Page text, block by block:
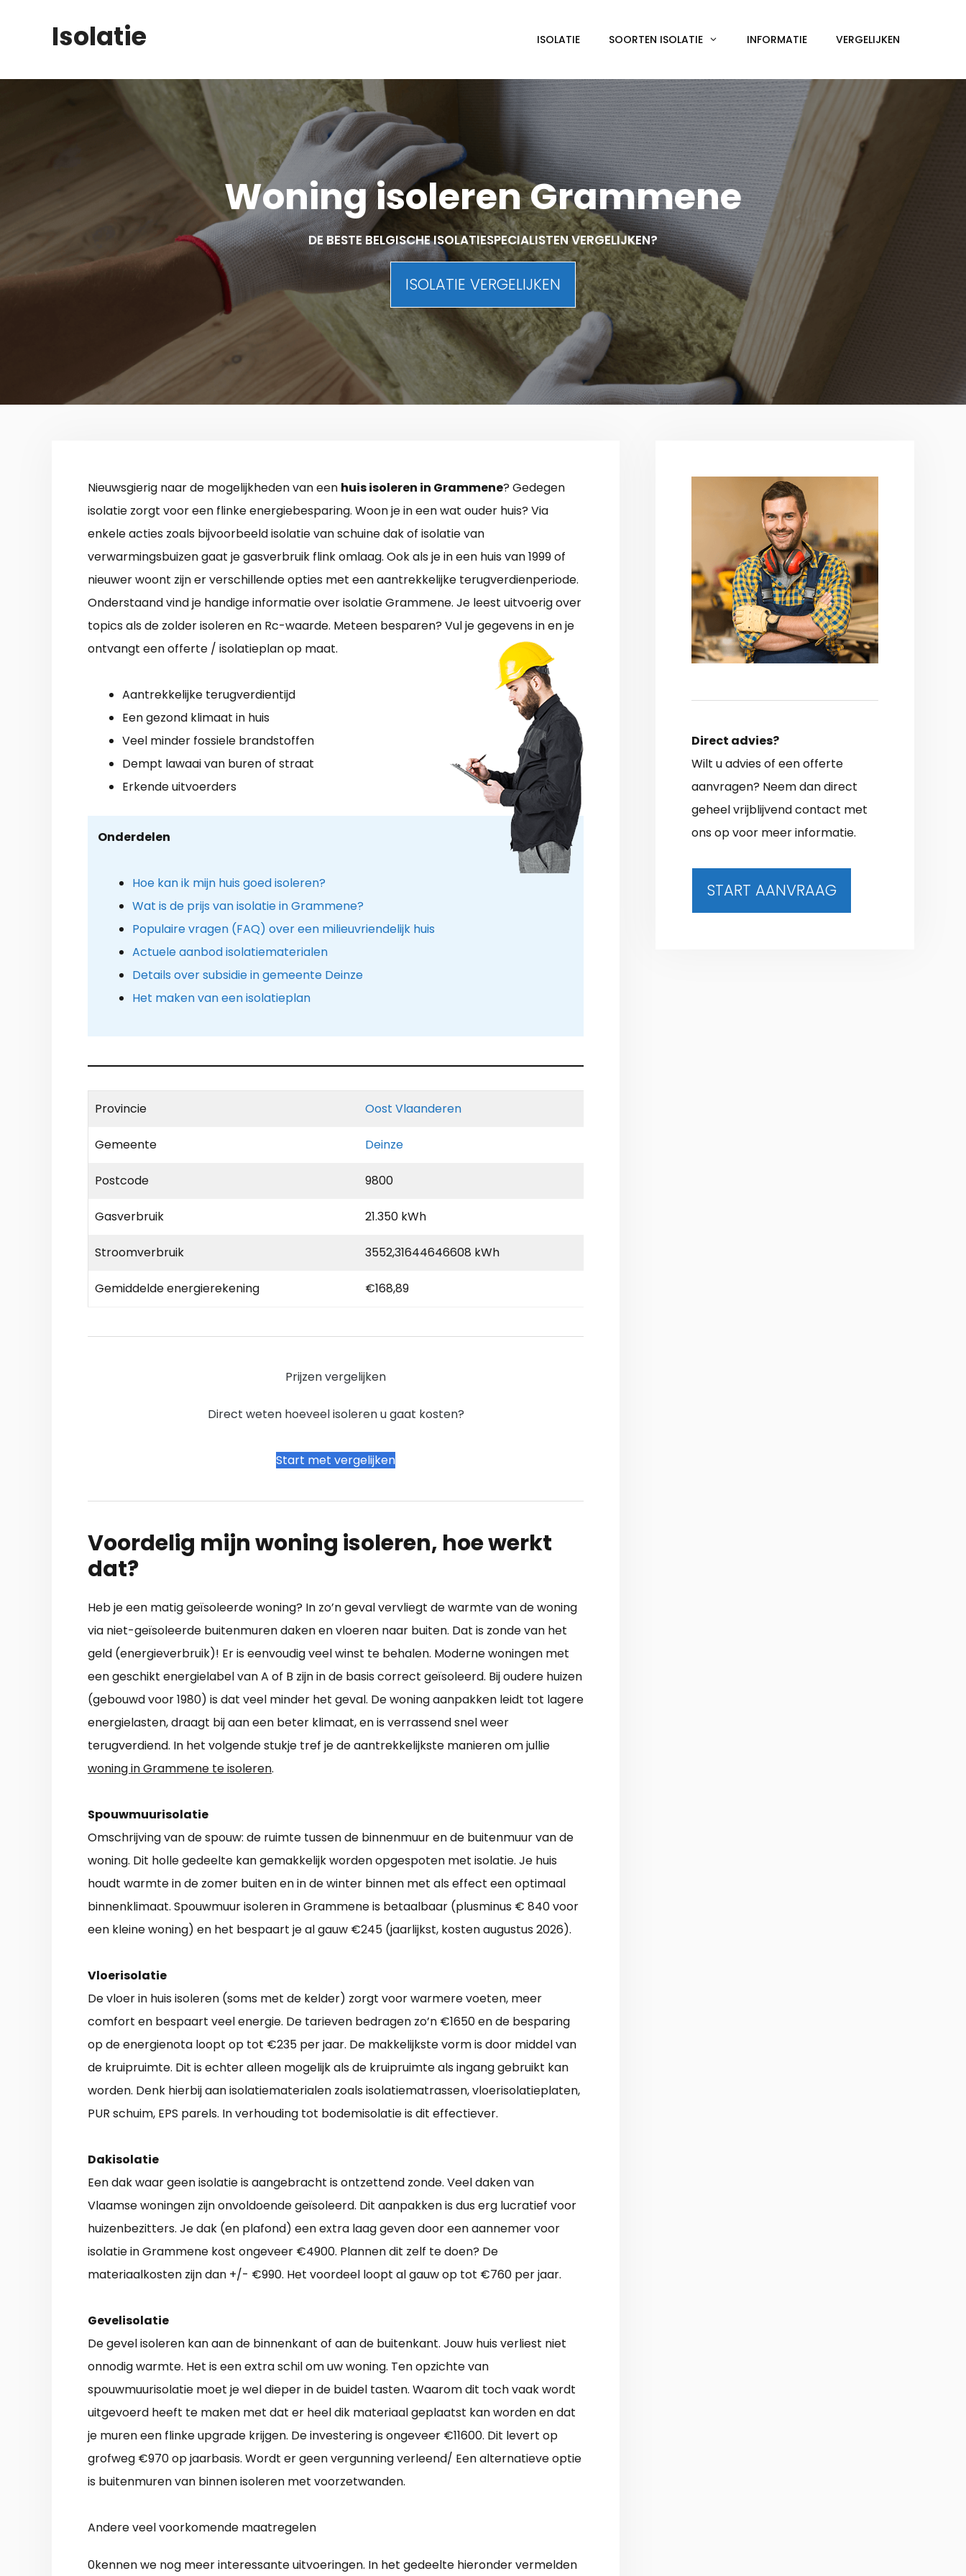
Isolatie ISOLATIE SOORTEN ISOLATIE INFORMATIE VERGELIJKEN
Woning isoleren Grammene
DE BESTE BELGISCHE ISOLATIESPECIALISTEN VERGELIJKEN?
ISOLATIE VERGELIJKEN
Nieuwsgierig naar de mogelijkheden van een huis isoleren in Grammene? Gedegen
isolatie zorgt voor een flinke energiebesparing. Woon je in een wat ouder huis? Via
enkele acties zoals bijvoorbeeld isolatie van schuine dak of isolatie van
verwarmingsbuizen gaat je gasverbruik flink omlaag. Ook als je in een huis van 1999 of
nieuwer woont zijn er verschillende opties met een aantrekkelijke terugverdienperiode.
Onderstaand vind je handige informatie over isolatie Grammene. Je leest uitvoerig over
topics als de zolder isoleren en Rc-waarde. Meteen besparen? Vul je gegevens in en je
ontvangt een offerte / isolatieplan op maat.
Aantrekkelijke terugverdientijd
Een gezond klimaat in huis
Veel minder fossiele brandstoffen
Dempt lawaai van buren of straat
Erkende uitvoerders
Onderdelen
Hoe kan ik mijn huis goed isoleren?
Wat is de prijs van isolatie in Grammene?
Populaire vragen (FAQ) over een milieuvriendelijk huis
Actuele aanbod isolatiematerialen
Details over subsidie in gemeente Deinze
Het maken van een isolatieplan
Provincie Oost Vlaanderen
Gemeente Deinze
Postcode 9800
Gasverbruik 21.350 kWh
Stroomverbruik 3552,31644646608 kWh
Gemiddelde energierekening €168,89
Prijzen vergelijken
Direct weten hoeveel isoleren u gaat kosten?
Start met vergelijken
Voordelig mijn woning isoleren, hoe werkt
dat?
Heb je een matig geïsoleerde woning? In zo’n geval vervliegt de warmte van de woning
via niet-geïsoleerde buitenmuren daken en vloeren naar buiten. Dat is zonde van het
geld (energieverbruik)! Er is eenvoudig veel winst te behalen. Moderne woningen met
een geschikt energielabel van A of B zijn in de basis correct geïsoleerd. Bij oudere huizen
(gebouwd voor 1980) is dat veel minder het geval. De woning aanpakken leidt tot lagere
energielasten, draagt bij aan een beter klimaat, en is verrassend snel weer
terugverdiend. In het volgende stukje tref je de aantrekkelijkste manieren om jullie
woning in Grammene te isoleren.
Spouwmuurisolatie
Omschrijving van de spouw: de ruimte tussen de binnenmuur en de buitenmuur van de
woning. Dit holle gedeelte kan gemakkelijk worden opgespoten met isolatie. Je huis
houdt warmte in de zomer buiten en in de winter binnen met als effect een optimaal
binnenklimaat. Spouwmuur isoleren in Grammene is betaalbaar (plusminus € 840 voor
een kleine woning) en het bespaart je al gauw €245 (jaarlijkst, kosten augustus 2026).
Vloerisolatie
De vloer in huis isoleren (soms met de kelder) zorgt voor warmere voeten, meer
comfort en bespaart veel energie. De tarieven bedragen zo’n €1650 en de besparing
op de energienota loopt op tot €235 per jaar. De makkelijkste vorm is door middel van
de kruipruimte. Dit is echter alleen mogelijk als de kruipruimte als ingang gebruikt kan
worden. Denk hierbij aan isolatiematerialen zoals isolatiematrassen, vloerisolatieplaten,
PUR schuim, EPS parels. In verhouding tot bodemisolatie is dit effectiever.
Dakisolatie
Een dak waar geen isolatie is aangebracht is ontzettend zonde. Veel daken van
Vlaamse woningen zijn onvoldoende geïsoleerd. Dit aanpakken is dus erg lucratief voor
huizenbezitters. Je dak (en plafond) een extra laag geven door een aannemer voor
isolatie in Grammene kost ongeveer €4900. Plannen dit zelf te doen? De
materiaalkosten zijn dan +/- €990. Het voordeel loopt al gauw op tot €760 per jaar.
Gevelisolatie
De gevel isoleren kan aan de binnenkant of aan de buitenkant. Jouw huis verliest niet
onnodig warmte. Het is een extra schil om uw woning. Ten opzichte van
spouwmuurisolatie moet je wel dieper in de buidel tasten. Waarom dit toch vaak wordt
uitgevoerd heeft te maken met dat er heel dik materiaal geplaatst kan worden en dat
je muren een flinke upgrade krijgen. De investering is ongeveer €11600. Dit levert op
grofweg €970 op jaarbasis. Wordt er geen vergunning verleend/ Een alternatieve optie
is buitenmuren van binnen isoleren met voorzetwanden.
Andere veel voorkomende maatregelen
0kennen we nog meer interessante uitvoeringen. In het gedeelte hieronder vermelden
Direct advies?
Wilt u advies of een offerte
aanvragen? Neem dan direct
geheel vrijblijvend contact met
ons op voor meer informatie.
START AANVRAAG